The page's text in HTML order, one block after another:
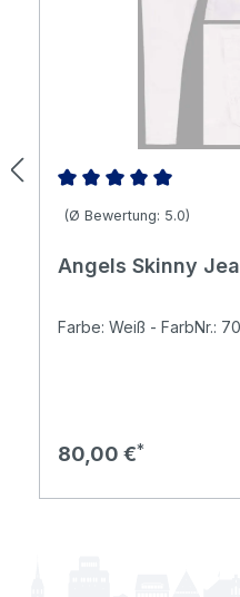
Durchschnittliche
(Ø Bewertung: 5.0)
Angels Skinny
Farbe: Weiß - FarbNr.: 70
Regulärer Preis:
80,00 €